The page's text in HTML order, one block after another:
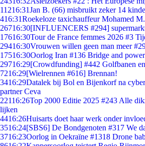
11216:31Jan B. (66) misbruikt zeker 14
416:31Roekeloze taxichauffeur Mohamed
26716:30[INFLUENCERS #294]
17616:30Tour de France femmes 2026 #3
29416:30Vrouwen willen geen man meer
17516:30Oorlog Iran #136 Bridge and
29716:29[Crowdfunding] #442 Golfbanen
7216:29[Wielrennen #616] Brennan!
3416:29Datalek bij Bol en Bijenkorf na
partner Ceva
22116:26Top 2000 Editie 2025 #243 Alle
lijken
4416:26Huisarts doet haar werk onder
3516:24[SBS6] De Bondgenoten #317 We
3716:23Oorlog in Oekraïne #1318 Drone